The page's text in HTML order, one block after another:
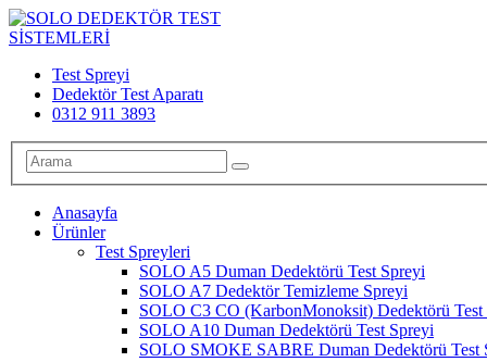
Test Spreyi
Dedektör Test Aparatı
0312 911 3893
Anasayfa
Ürünler
Test Spreyleri
SOLO A5 Duman Dedektörü Test Spreyi
SOLO A7 Dedektör Temizleme Spreyi
SOLO C3 CO (KarbonMonoksit) Dedektörü Test
SOLO A10 Duman Dedektörü Test Spreyi
SOLO SMOKE SABRE Duman Dedektörü Test